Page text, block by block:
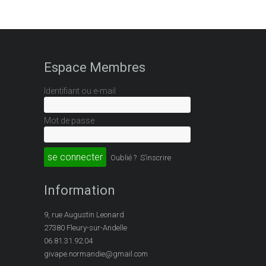
Espace Membres
Identifiant ou e-mail
Mot de passe
Oublié ? S’inscrire
Information
9, rue Augustin Leonard
27380 Fleury-sur-Andelle
06.81.31.92.04
givape.normandie@gmail.com